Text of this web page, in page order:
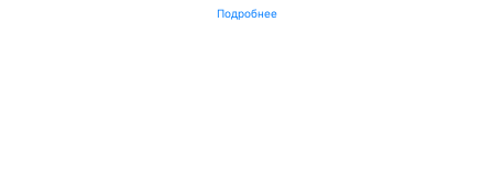
Подробнее